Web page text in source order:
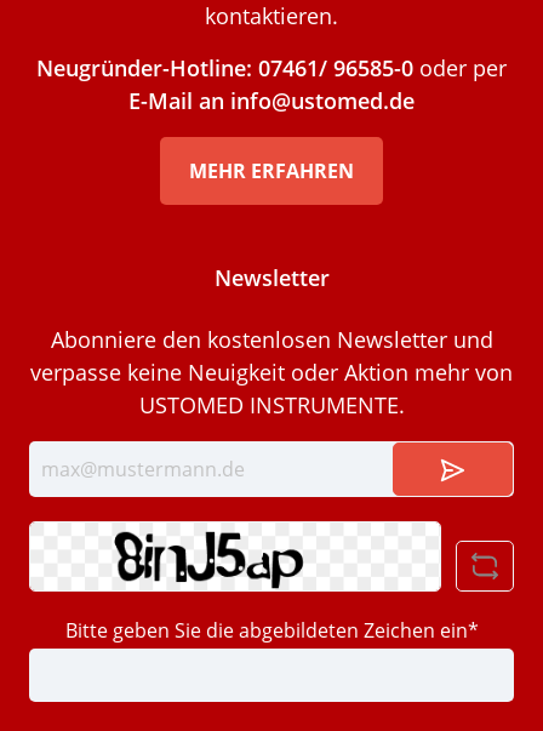
kontaktieren.
Neugründer-Hotline: 07461/ 96585-0 oder per
E-Mail an info@ustomed.de
MEHR ERFAHREN
Newsletter
Abonniere den kostenlosen Newsletter und
verpasse keine Neuigkeit oder Aktion mehr von
USTOMED INSTRUMENTE.
Bitte geben Sie die abgebildeten Zeichen ein*